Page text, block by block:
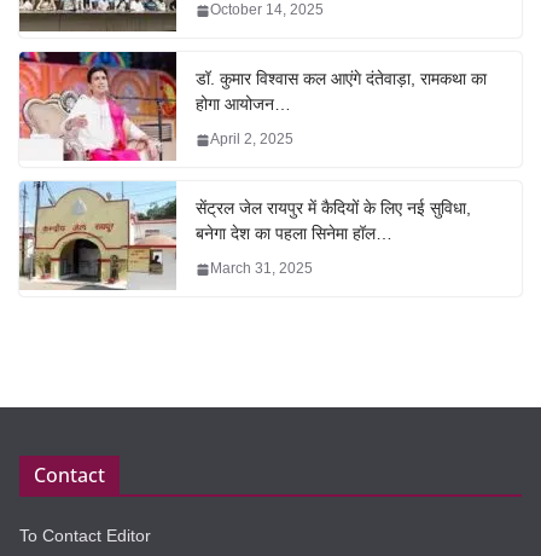
October 14, 2025
डॉ. कुमार विश्वास कल आएंगे दंतेवाड़ा, रामकथा का
होगा आयोजन…
April 2, 2025
सेंट्रल जेल रायपुर में कैदियों के लिए नई सुविधा,
बनेगा देश का पहला सिनेमा हॉल…
March 31, 2025
Contact
To Contact Editor